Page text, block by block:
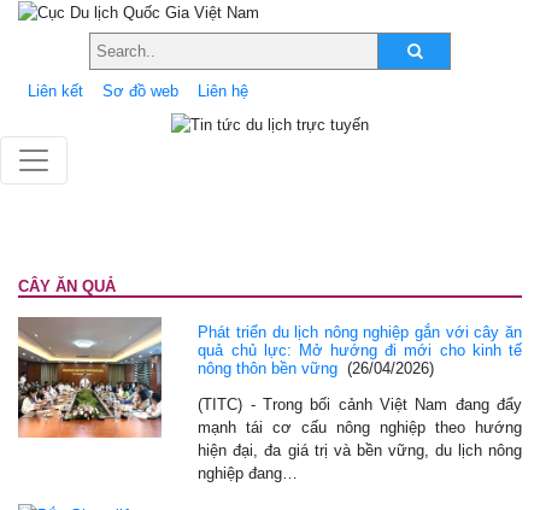
Liên kết Sơ đồ web Liên hệ
CÂY ĂN QUẢ
Phát triển du lịch nông nghiệp gắn với cây ăn
quả chủ lực: Mở hướng đi mới cho kinh tế
nông thôn bền vững (26/04/2026)
(TITC) - Trong bối cảnh Việt Nam đang đẩy
mạnh tái cơ cấu nông nghiệp theo hướng
hiện đại, đa giá trị và bền vững, du lịch nông
nghiệp đang…